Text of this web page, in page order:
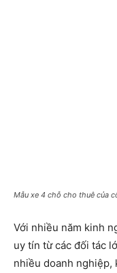
Mẫu xe 4 chỗ cho thuê của
Với nhiều năm kinh
uy tín từ các đối tác
nhiều doanh nghiệp,